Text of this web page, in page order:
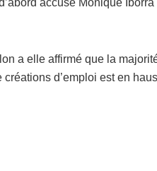
a elle affirmé que la
d’emploi est en